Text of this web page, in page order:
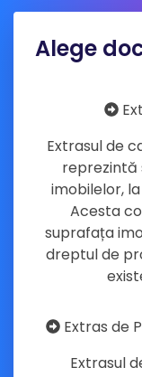
Alege
Extrasul de
reprezintă
imobilelor,
Acesta
suprafața
dreptul de
Extras de
Extrasul